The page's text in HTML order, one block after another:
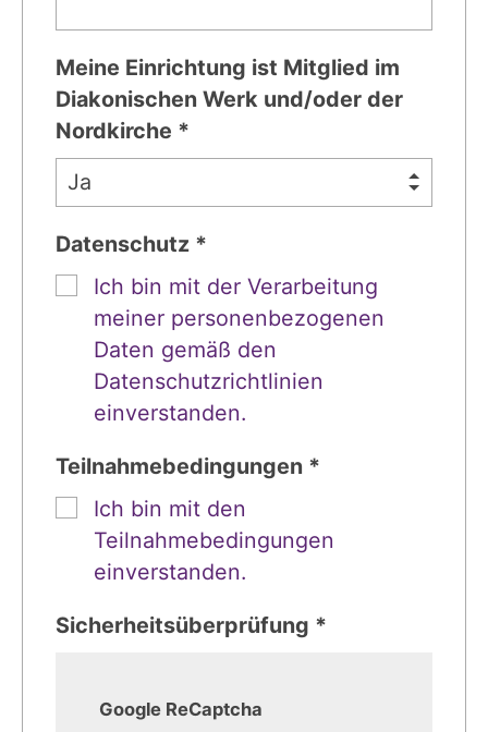
Meine Einrichtung ist Mitglied im
Diakonischen Werk und/oder der
Nordkirche *
Datenschutz *
Ich bin mit der Verarbeitung
meiner personenbezogenen
Daten gemäß den
Datenschutzrichtlinien
einverstanden.
Teilnahmebedingungen *
Ich bin mit den
Teilnahmebedingungen
einverstanden.
Sicherheitsüberprüfung *
Google ReCaptcha